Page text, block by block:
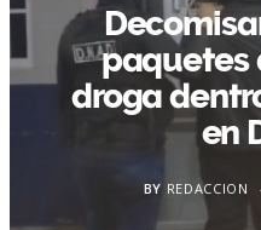
paquetes
droga
en
BY REDACCION